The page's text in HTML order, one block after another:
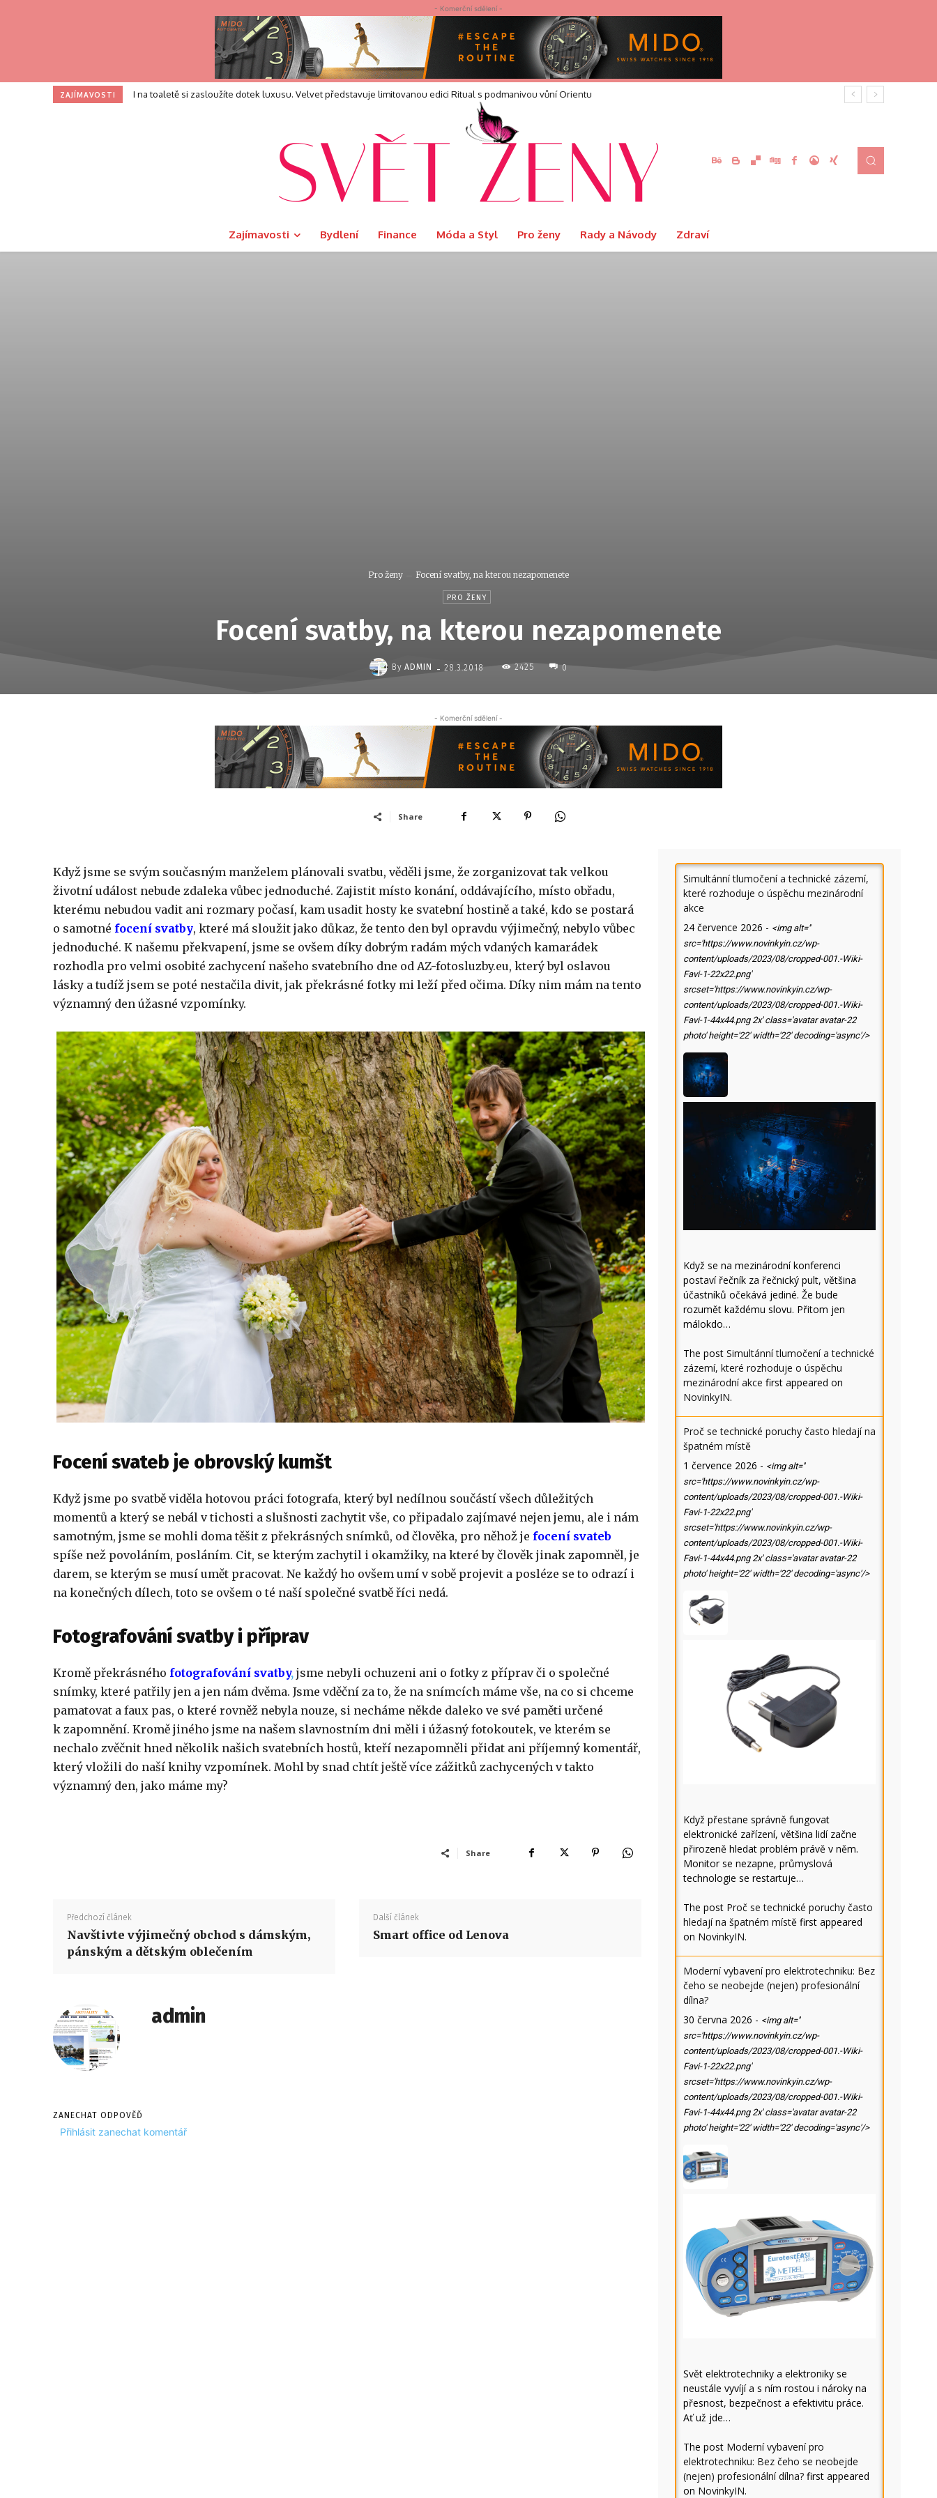
- Komerční sdělení -
ZAJÍMAVOSTI I na toaletě si zasloužíte dotek luxusu. Velvet představuje limitovanou edici Ritual s podmanivou vůní Orientu
Zajímavosti Bydlení Finance Móda a Styl Pro ženy Rady a Návody Zdraví
Pro ženy Focení svatby, na kterou nezapomenete
PRO ŽENY
Focení svatby, na kterou nezapomenete
By ADMIN - 28.3.2018 2425 0
- Komerční sdělení -
Share
Když jsme se svým současným manželem plánovali svatbu, věděli jsme, že zorganizovat tak velkou
životní událost nebude zdaleka vůbec jednoduché. Zajistit místo konání, oddávajícího, místo obřadu,
kterému nebudou vadit ani rozmary počasí, kam usadit hosty ke svatební hostině a také, kdo se postará
o samotné focení svatby, které má sloužit jako důkaz, že tento den byl opravdu výjimečný, nebylo vůbec
jednoduché. K našemu překvapení, jsme se ovšem díky dobrým radám mých vdaných kamarádek
rozhodla pro velmi osobité zachycení našeho svatebního dne od AZ-fotosluzby.eu, který byl oslavou
lásky a tudíž jsem se poté nestačila divit, jak překrásné fotky mi leží před očima. Díky nim mám na tento
významný den úžasné vzpomínky.
Focení svateb je obrovský kumšt
Když jsme po svatbě viděla hotovou práci fotografa, který byl nedílnou součástí všech důležitých
momentů a který se nebál v tichosti a slušnosti zachytit vše, co připadalo zajímavé nejen jemu, ale i nám
samotným, jsme se mohli doma těšit z překrásných snímků, od člověka, pro něhož je focení svateb
spíše než povoláním, posláním. Cit, se kterým zachytil i okamžiky, na které by člověk jinak zapomněl, je
darem, se kterým se musí umět pracovat. Ne každý ho ovšem umí v sobě projevit a posléze se to odrazí i
na konečných dílech, toto se ovšem o té naší společné svatbě říci nedá.
Fotografování svatby i příprav
Kromě překrásného fotografování svatby, jsme nebyli ochuzeni ani o fotky z příprav či o společné
snímky, které patřily jen a jen nám dvěma. Jsme vděční za to, že na snímcích máme vše, na co si chceme
pamatovat a faux pas, o které rovněž nebyla nouze, si necháme někde daleko ve své paměti určené
k zapomnění. Kromě jiného jsme na našem slavnostním dni měli i úžasný fotokoutek, ve kterém se
nechalo zvěčnit hned několik našich svatebních hostů, kteří nezapomněli přidat ani příjemný komentář,
který vložili do naší knihy vzpomínek. Mohl by snad chtít ještě více zážitků zachycených v takto
významný den, jako máme my?
Share
Předchozí článek
Navštivte výjimečný obchod s dámským,
pánským a dětským oblečením
Další článek
Smart office od Lenova
admin
ZANECHAT ODPOVĚĎ
Přihlásit zanechat komentář
Simultánní tlumočení a technické zázemí,
které rozhoduje o úspěchu mezinárodní
akce
24 července 2026 - <img alt=''
src='https://www.novinkyin.cz/wp-
content/uploads/2023/08/cropped-001.-Wiki-
Favi-1-22x22.png'
srcset='https://www.novinkyin.cz/wp-
content/uploads/2023/08/cropped-001.-Wiki-
Favi-1-44x44.png 2x' class='avatar avatar-22
photo' height='22' width='22' decoding='async'/>
Když se na mezinárodní konferenci
postaví řečník za řečnický pult, většina
účastníků očekává jediné. Že bude
rozumět každému slovu. Přitom jen
málokdo…
The post Simultánní tlumočení a technické
zázemí, které rozhoduje o úspěchu
mezinárodní akce first appeared on
NovinkyIN.
Proč se technické poruchy často hledají na
špatném místě
1 července 2026 - <img alt=''
src='https://www.novinkyin.cz/wp-
content/uploads/2023/08/cropped-001.-Wiki-
Favi-1-22x22.png'
srcset='https://www.novinkyin.cz/wp-
content/uploads/2023/08/cropped-001.-Wiki-
Favi-1-44x44.png 2x' class='avatar avatar-22
photo' height='22' width='22' decoding='async'/>
Když přestane správně fungovat
elektronické zařízení, většina lidí začne
přirozeně hledat problém právě v něm.
Monitor se nezapne, průmyslová
technologie se restartuje…
The post Proč se technické poruchy často
hledají na špatném místě first appeared
on NovinkyIN.
Moderní vybavení pro elektrotechniku: Bez
čeho se neobejde (nejen) profesionální
dílna?
30 června 2026 - <img alt=''
src='https://www.novinkyin.cz/wp-
content/uploads/2023/08/cropped-001.-Wiki-
Favi-1-22x22.png'
srcset='https://www.novinkyin.cz/wp-
content/uploads/2023/08/cropped-001.-Wiki-
Favi-1-44x44.png 2x' class='avatar avatar-22
photo' height='22' width='22' decoding='async'/>
Svět elektrotechniky a elektroniky se
neustále vyvíjí a s ním rostou i nároky na
přesnost, bezpečnost a efektivitu práce.
Ať už jde…
The post Moderní vybavení pro
elektrotechniku: Bez čeho se neobejde
(nejen) profesionální dílna? first appeared
on NovinkyIN.